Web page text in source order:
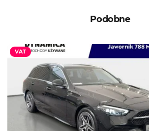
Podobne
VAT